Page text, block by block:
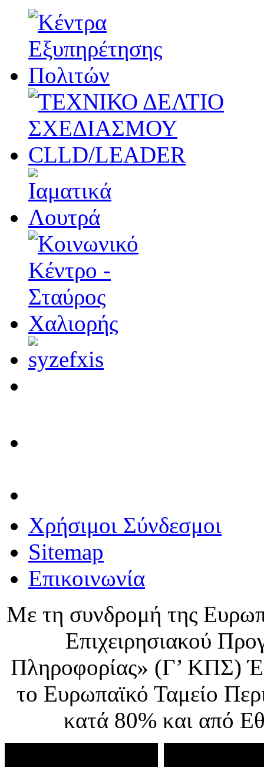
Χρήσιμοι Σύνδεσμοι
Sitemap
Επικοινωνία
Με τη συνδρομή της
Επιχειρησιακού
Πληροφορίας» (Γ’ ΚΠΣ)
το Ευρωπαϊκό Ταμείο
κατά 80% και από